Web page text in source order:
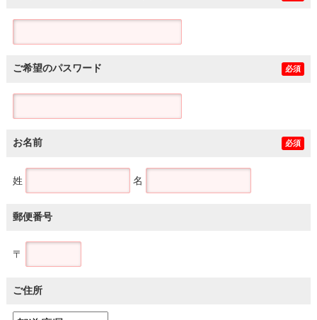
ご希望のパスワード 必須
お名前 必須
姓 名
郵便番号
〒
ご住所